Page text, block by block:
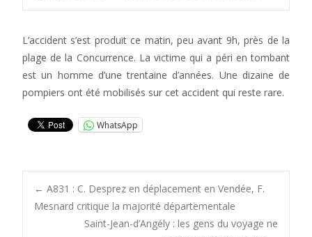
L’accident s’est produit ce matin, peu avant 9h, près de la
plage de la Concurrence. La victime qui a péri en tombant
est un homme d’une trentaine d’années. Une dizaine de
pompiers ont été mobilisés sur cet accident qui reste rare.
WhatsApp
Post
← A831 : C. Desprez en déplacement en Vendée, F.
Mesnard critique la majorité départementale
Saint-Jean-d’Angély : les gens du voyage ne